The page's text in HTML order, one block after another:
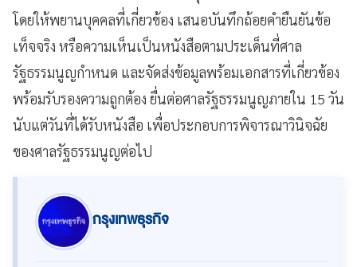
โดยให้พยานบุคคลที่เกี่ยวข้อง เสนอบันทึกถ้อยคำยืนยันข้อ
เท็จจริง หรือความเห็นเป็นหนังสือตามประเด็นที่ศาล
รัฐธรรมนูญกำหนด และจัดส่งข้อมูลพร้อมเอกสารที่เกี่ยวข้อง
พร้อมรับรองความถูกต้อง ยื่นต่อศาลรัฐธรรมนูญภายใน 15 วัน
นับแต่วันที่ได้รับหนังสือ เพื่อประกอบการพิจารณาวินิจฉัย
ของศาลรัฐธรรมนูญต่อไป
กรุงเทพธุรกิจ